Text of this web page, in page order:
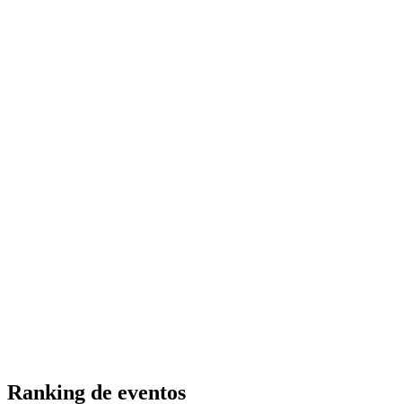
Ranking de eventos